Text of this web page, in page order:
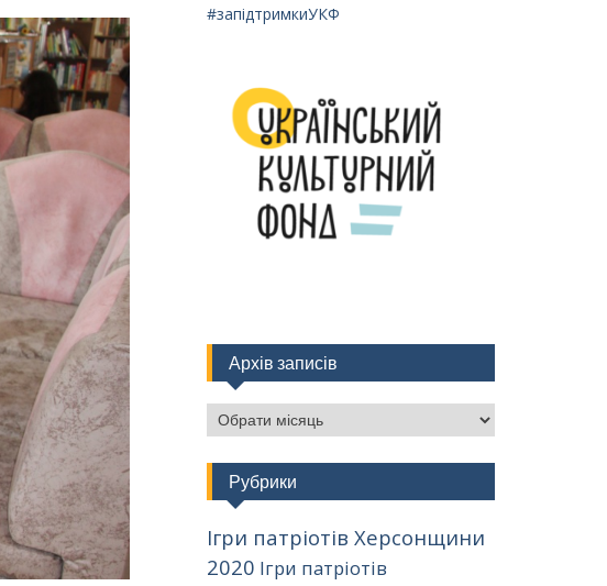
#запідтримкиУКФ
Архів записів
Архів
записів
Рубрики
Ігри патріотів Херсонщини
2020 Ігри патріотів